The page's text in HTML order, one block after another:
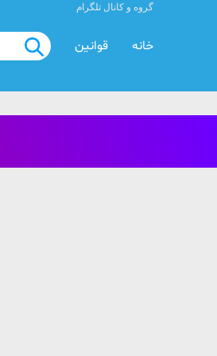
گروه و کانال تلگرام
قوانین خانه